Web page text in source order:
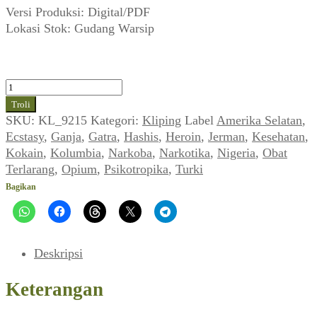
Versi Produksi: Digital/PDF
Lokasi Stok: Gudang Warsip
Kuantitas
Tablet
Pengundang
Maut
(GATRA,,
22
April
1995)
Troli
SKU: KL_9215 Kategori: Kliping Label Amerika Selatan,
Ecstasy, Ganja, Gatra, Hashis, Heroin, Jerman, Kesehatan,
Kokain, Kolumbia, Narkoba, Narkotika, Nigeria, Obat
Terlarang, Opium, Psikotropika, Turki
Bagikan
Deskripsi
Keterangan